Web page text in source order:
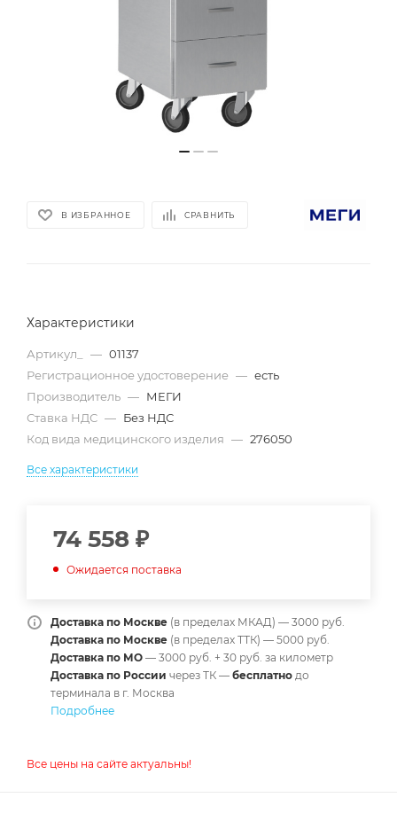
В ИЗБРАННОЕ СРАВНИТЬ
Характеристики
Артикул_ — 01137
Регистрационное удостоверение — есть
Производитель — МЕГИ
Ставка НДС — Без НДС
Код вида медицинского изделия — 276050
Все характеристики
74 558 ₽
Ожидается поставка
Доставка по Москве (в пределах МКАД) — 3000 руб.
Доставка по Москве (в пределах ТТК) — 5000 руб.
Доставка по МО — 3000 руб. + 30 руб. за километр
Доставка по России через ТК — бесплатно до
терминала в г. Москва
Подробнее
Все цены на сайте актуальны!